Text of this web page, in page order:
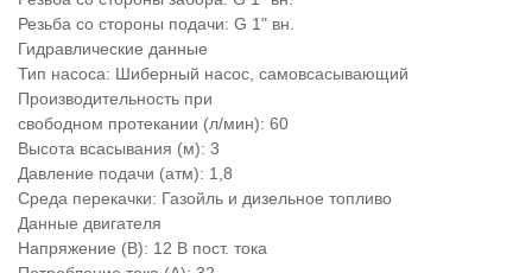
Резьба со стороны подачи: G 1" вн.
Гидравлические данные
Тип насоса: Шиберный насос, самовсасывающий
Производительность при
свободном протекании (л/мин): 60
Высота всасывания (м): 3
Давление подачи (атм): 1,8
Среда перекачки: Газойль и дизельное топливо
Данные двигателя
Напряжение (В): 12 В пост. тока